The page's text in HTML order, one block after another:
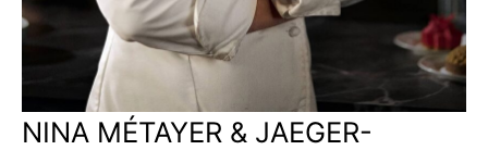
NINA MÉTAYER & JAEGER-